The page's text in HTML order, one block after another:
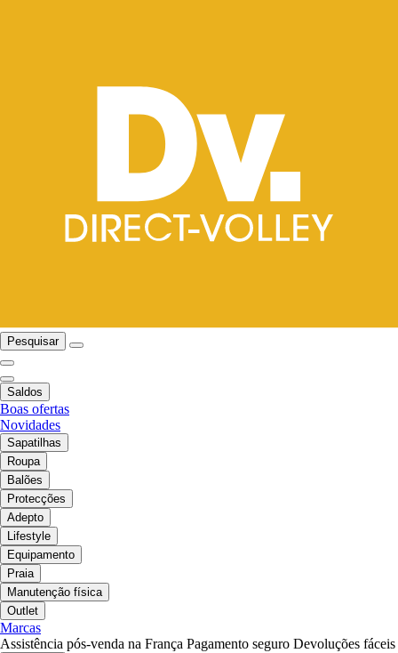
Pesquisar
Saldos
Boas ofertas
Novidades
Sapatilhas
Roupa
Balões
Protecções
Adepto
Lifestyle
Equipamento
Praia
Manutenção física
Outlet
Marcas
Assistência pós-venda na França Pagamento seguro Devoluções fáceis